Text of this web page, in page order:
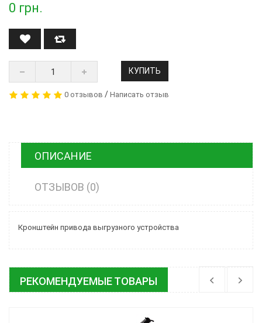
0 грн.
КУПИТЬ
0 отзывов / Написать отзыв
ОПИСАНИЕ
ОТЗЫВОВ (0)
Кронштейн привода выгрузного устройства
РЕКОМЕНДУЕМЫЕ ТОВАРЫ